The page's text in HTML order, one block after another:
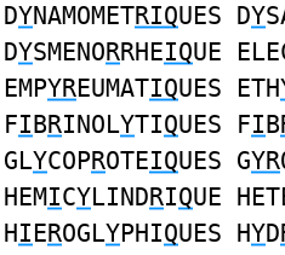
DYNAMOMETRIQUES DY
DYSMENORRHEIQUE
EMPYREUMATIQUES ETH
FIBRINOLYTIQUES FIB
GLYCOPROTEIQUES GYR
HEMICYLINDRIQUE
HIEROGLYPHIQUES HYD